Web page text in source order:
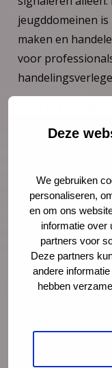
Deze
We gebruiken
personaliseren,
en om ons
informatie over
partners voor
Deze partners
andere
hebben
jeugddomeinen
maken en
voor
het domein
De
omgaan met
Kassenberg,
Kassenberg, te
ontwikkelen wij
kinderarmoede’
bij de drieluik